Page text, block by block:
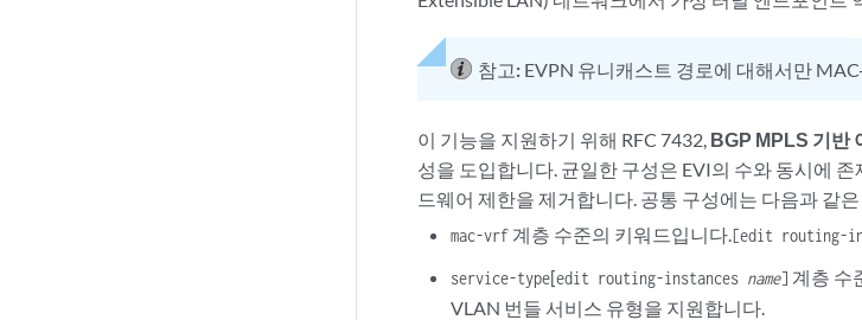
참고: EVPN 유니캐스트 경로에 대해서만
이 기능을 지원하기 위해 RFC 7432, BGP MPLS 기반
성을 도입합니다. 균일한 구성은 EVI의 수와 동시에
드웨어 제한을 제거합니다. 공통 구성에는 다음과 같
mac-vrf계층 수준의 키워드입니다.[edit routing-
service-type[edit routing-instances name] 계층 수
VLAN 번들 서비스 유형을 지원합니다.